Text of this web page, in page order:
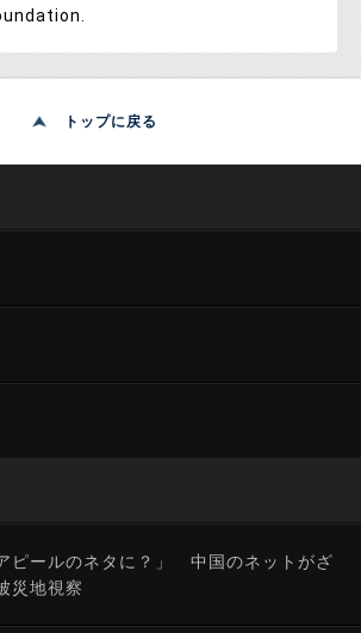
トップに戻る
ピールのネタに？」 中国のネットがざ
災地視察